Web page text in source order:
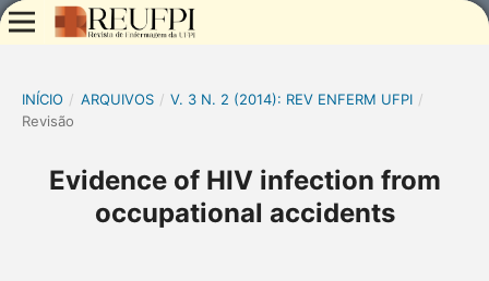
INÍCIO / ARQUIVOS / V. 3 N. 2 (2014): REV ENFERM UFPI /
Revisão
Evidence of HIV infection from
occupational accidents